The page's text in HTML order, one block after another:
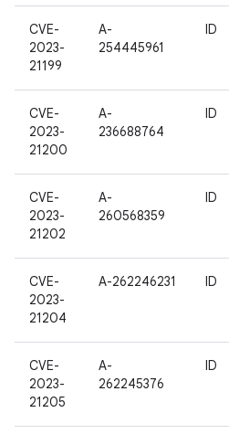
CVE-
2023-
21199
A-
254445961
ID
CVE-
2023-
21200
A-
236688764
ID
CVE-
2023-
21202
A-
260568359
ID
CVE-
2023-
21204
A-262246231 ID
CVE-
2023-
21205
A-
262245376
ID